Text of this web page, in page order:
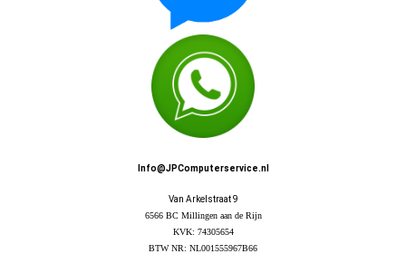
Info@JPComputerservice.nl
Van Arkelstraat 9
6566 BC Millingen aan de Rijn
KVK: 74305654
BTW NR: NL001555967B66